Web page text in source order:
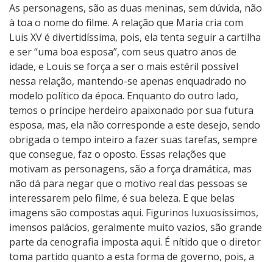
As personagens, são as duas meninas, sem dúvida, não
à toa o nome do filme. A relação que Maria cria com
Luis XV é divertidíssima, pois, ela tenta seguir a cartilha
e ser “uma boa esposa”, com seus quatro anos de
idade, e Louis se força a ser o mais estéril possível
nessa relação, mantendo-se apenas enquadrado no
modelo político da época. Enquanto do outro lado,
temos o príncipe herdeiro apaixonado por sua futura
esposa, mas, ela não corresponde a este desejo, sendo
obrigada o tempo inteiro a fazer suas tarefas, sempre
que consegue, faz o oposto. Essas relações que
motivam as personagens, são a força dramática, mas
não dá para negar que o motivo real das pessoas se
interessarem pelo filme, é sua beleza. E que belas
imagens são compostas aqui. Figurinos luxuosíssimos,
imensos palácios, geralmente muito vazios, são grande
parte da cenografia imposta aqui. É nítido que o diretor
toma partido quanto a esta forma de governo, pois, a